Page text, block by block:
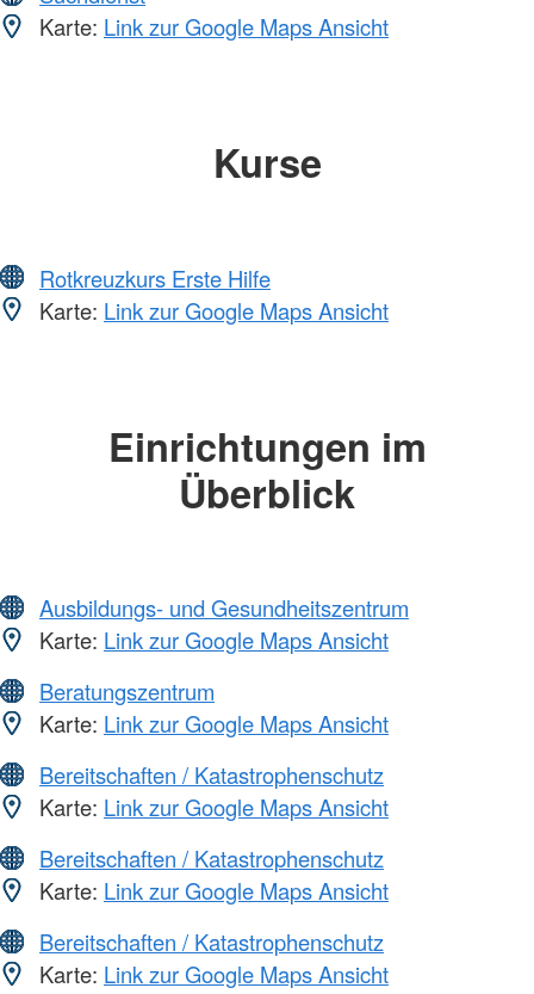
Karte: Link zur Google Maps Ansicht
Kurse
Rotkreuzkurs Erste Hilfe
Karte: Link zur Google Maps Ansicht
Einrichtungen im
Überblick
Ausbildungs- und Gesundheitszentrum
Karte: Link zur Google Maps Ansicht
Beratungszentrum
Karte: Link zur Google Maps Ansicht
Bereitschaften / Katastrophenschutz
Karte: Link zur Google Maps Ansicht
Bereitschaften / Katastrophenschutz
Karte: Link zur Google Maps Ansicht
Bereitschaften / Katastrophenschutz
Karte: Link zur Google Maps Ansicht